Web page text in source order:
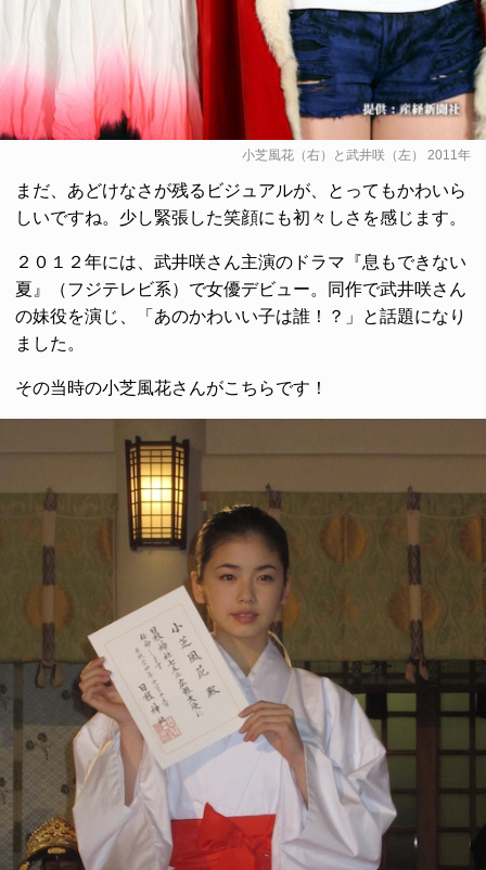
小芝風花（右）と武井咲（左） 2011年
まだ、あどけなさが残るビジュアルが、とってもかわいら
しいですね。少し緊張した笑顔にも初々しさを感じます。
２０１２年には、武井咲さん主演のドラマ『息もできない
夏』（フジテレビ系）で女優デビュー。同作で武井咲さん
の妹役を演じ、「あのかわいい子は誰！？」と話題になり
ました。
その当時の小芝風花さんがこちらです！